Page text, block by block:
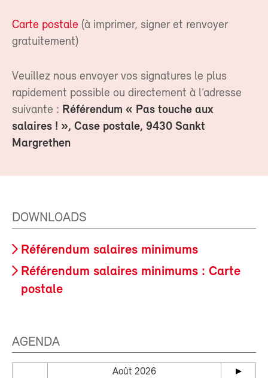
Carte postale (à imprimer, signer et renvoyer
gratuitement)
Veuillez nous envoyer vos signatures le plus
rapidement possible ou directement à l’adresse
suivante : Référendum « Pas touche aux
salaires ! », Case postale, 9430 Sankt
Margrethen
DOWNLOADS
Référendum salaires minimums
Référendum salaires minimums : Carte
postale
AGENDA
Août 2026